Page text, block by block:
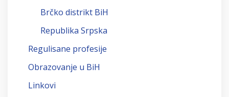
Brčko distrikt BiH
Republika Srpska
Regulisane profesije
Obrazovanje u BiH
Linkovi